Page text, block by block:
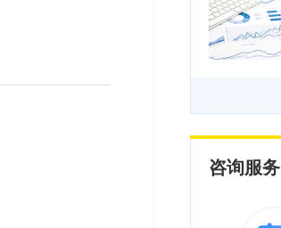
咨询服务